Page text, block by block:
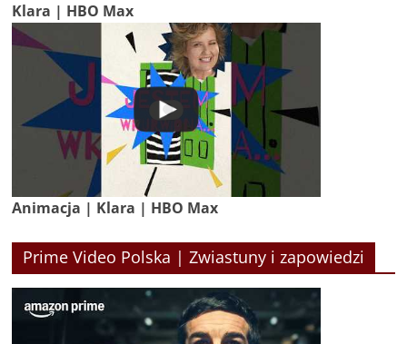
Klara | HBO Max
Animacja | Klara | HBO Max
Prime Video Polska | Zwiastuny i zapowiedzi